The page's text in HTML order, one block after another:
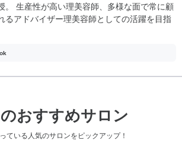
。 生産性が高い理美容師、多様な面で常に顧
るアドバイザー理美容師としての活躍を目指
おすすめサロン
ている人気のサロンをピックアップ！